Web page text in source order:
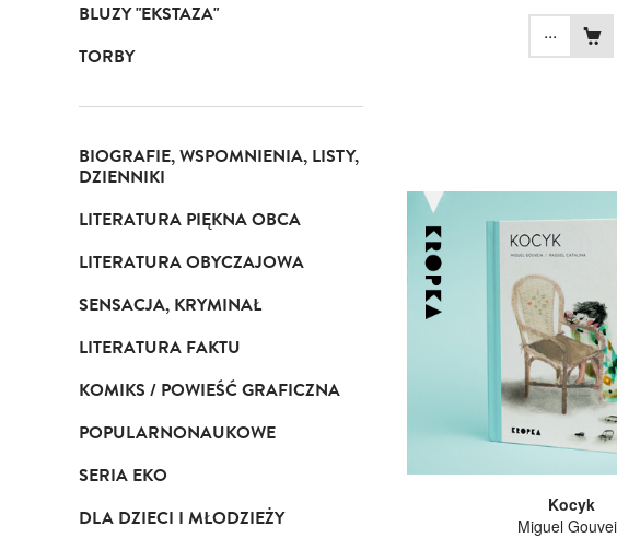
BLUZY "EKSTAZA"
TORBY
BIOGRAFIE, WSPOMNIENIA, LISTY,
DZIENNIKI
LITERATURA PIĘKNA OBCA
LITERATURA OBYCZAJOWA
SENSACJA, KRYMINAŁ
LITERATURA FAKTU
KOMIKS / POWIEŚĆ GRAFICZNA
POPULARNONAUKOWE
SERIA EKO
DLA DZIECI I MŁODZIEŻY
...
Kocyk
Miguel